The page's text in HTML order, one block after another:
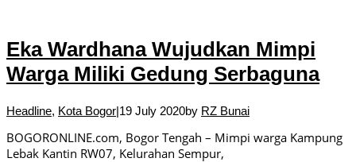
Eka Wardhana Wujudkan Mimpi
Warga Miliki Gedung Serbaguna
Headline, Kota Bogor|19 July 2020by RZ Bunai
BOGORONLINE.com, Bogor Tengah – Mimpi warga Kampung
Lebak Kantin RW07, Kelurahan Sempur,